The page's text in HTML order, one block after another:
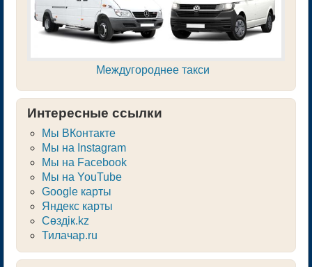
Междугороднее такси
Интересные ссылки
Мы ВКонтакте
Мы на Instagram
Мы на Facebook
Мы на YouTube
Google карты
Яндекс карты
Сөздік.kz
Тилачар.ru